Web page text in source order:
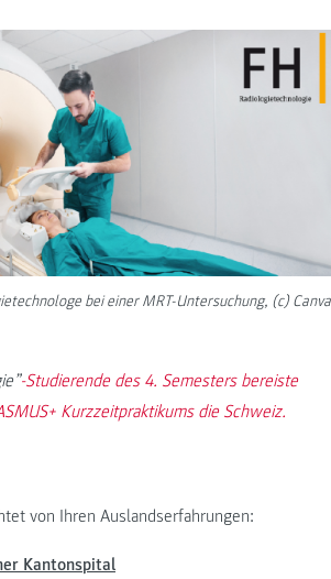
bei einer MRT-Untersuchung, (c) Canva
-Studierende des 4. Semesters bereiste
Kurzzeitpraktikums die Schweiz.
von Ihren Auslandserfahrungen:
Kantonspital